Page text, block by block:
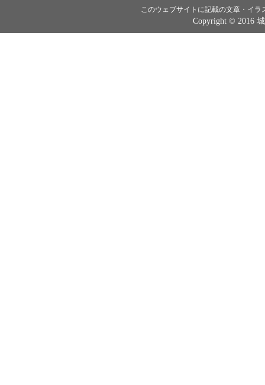
このウェブサイトに記載の文章・イ
Copyright © 2016